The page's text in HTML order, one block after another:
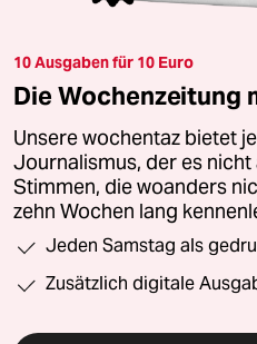
10 Ausgaben für 10 Euro
Die Wochenzeitung
Unsere wochentaz bietet
Journalismus, der es
Stimmen, die woanders
zehn Wochen lang
Jeden Samstag als
Zusätzlich digitale